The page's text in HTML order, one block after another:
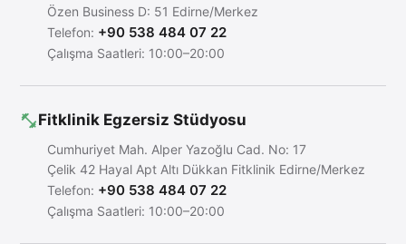
Özen Business D: 51 Edirne/Merkez
Telefon: +90 538 484 07 22
Çalışma Saatleri: 10:00–20:00
Fitklinik Egzersiz Stüdyosu
Cumhuriyet Mah. Alper Yazoğlu Cad. No: 17
Çelik 42 Hayal Apt Altı Dükkan Fitklinik Edirne/Merkez
Telefon: +90 538 484 07 22
Çalışma Saatleri: 10:00–20:00